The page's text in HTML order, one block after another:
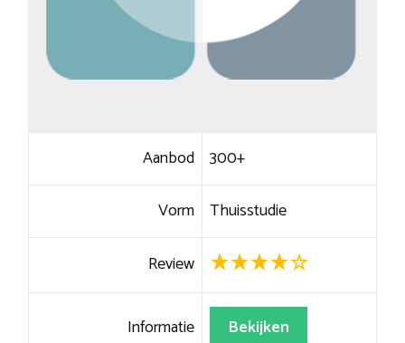
Aanbod 300+
Vorm Thuisstudie
Review
Informatie Bekijken